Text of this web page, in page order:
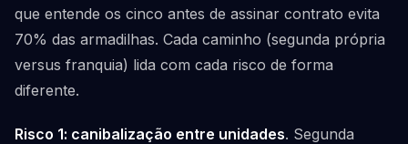
que entende os cinco antes de assinar contrato evita
70% das armadilhas. Cada caminho (segunda própria
versus franquia) lida com cada risco de forma
diferente.
Risco 1: canibalização entre unidades. Segunda